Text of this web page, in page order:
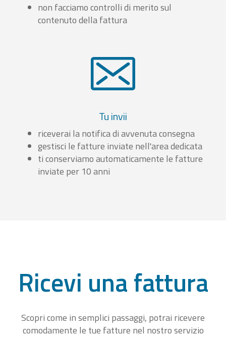
non facciamo controlli di merito sul
contenuto della fattura
Tu invii
riceverai la notifica di avvenuta consegna
gestisci le fatture inviate nell'area dedicata
ti conserviamo automaticamente le fatture
inviate per 10 anni
Ricevi una fattura
Scopri come in semplici passaggi, potrai ricevere
comodamente le tue fatture nel nostro servizio